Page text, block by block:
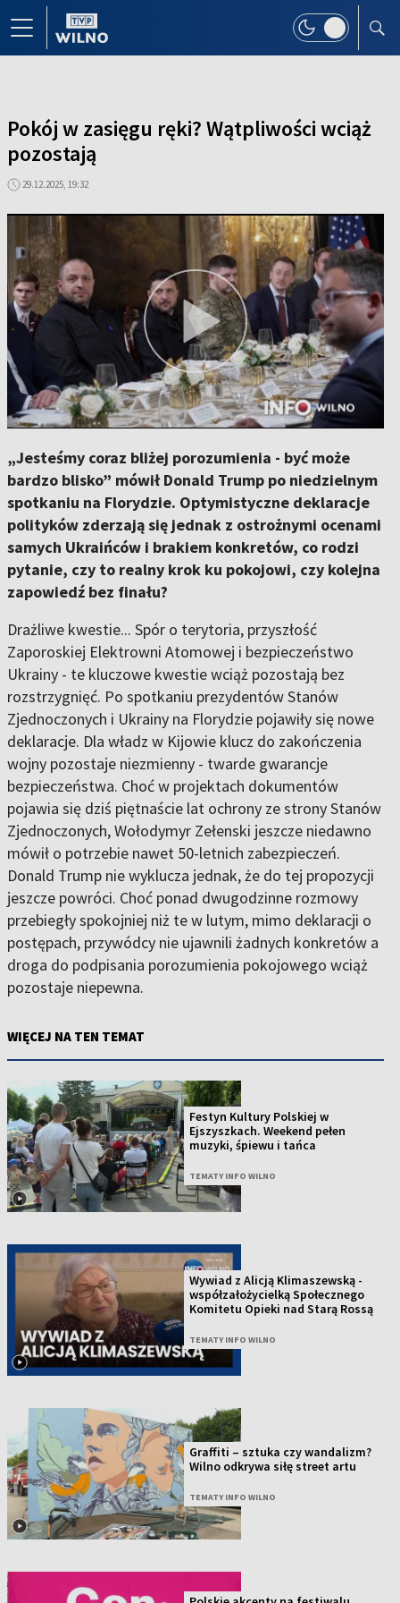
Pokój w zasięgu ręki? Wątpliwości wciąż
pozostają
29.12.2025, 19:32
„Jesteśmy coraz bliżej porozumienia - być może
bardzo blisko” mówił Donald Trump po niedzielnym
spotkaniu na Florydzie. Optymistyczne deklaracje
polityków zderzają się jednak z ostrożnymi ocenami
samych Ukraińców i brakiem konkretów, co rodzi
pytanie, czy to realny krok ku pokojowi, czy kolejna
zapowiedź bez finału?
Drażliwe kwestie... Spór o terytoria, przyszłość
Zaporoskiej Elektrowni Atomowej i bezpieczeństwo
Ukrainy - te kluczowe kwestie wciąż pozostają bez
rozstrzygnięć. Po spotkaniu prezydentów Stanów
Zjednoczonych i Ukrainy na Florydzie pojawiły się nowe
deklaracje. Dla władz w Kijowie klucz do zakończenia
wojny pozostaje niezmienny - twarde gwarancje
bezpieczeństwa. Choć w projektach dokumentów
pojawia się dziś piętnaście lat ochrony ze strony Stanów
Zjednoczonych, Wołodymyr Zełenski jeszcze niedawno
mówił o potrzebie nawet 50-letnich zabezpieczeń.
Donald Trump nie wyklucza jednak, że do tej propozycji
jeszcze powróci. Choć ponad dwugodzinne rozmowy
przebiegły spokojniej niż te w lutym, mimo deklaracji o
postępach, przywódcy nie ujawnili żadnych konkretów a
droga do podpisania porozumienia pokojowego wciąż
pozostaje niepewna.
WIĘCEJ NA TEN TEMAT
Festyn Kultury Polskiej w
Ejszyszkach. Weekend pełen
muzyki, śpiewu i tańca
TEMATY INFO WILNO
Wywiad z Alicją Klimaszewską -
współzałożycielką Społecznego
Komitetu Opieki nad Starą Rossą
TEMATY INFO WILNO
Graffiti – sztuka czy wandalizm?
Wilno odkrywa siłę street artu
TEMATY INFO WILNO